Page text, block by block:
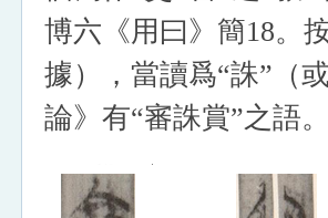
博六《用曰》簡18。
據），當讀爲“誅”（
論》有“審誅賞”之語